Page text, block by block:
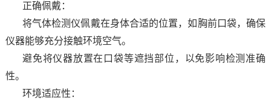
正确佩戴：
将气体检测仪佩戴在身体合适的位置，如胸前口袋，确保
仪器能够充分接触环境空气。
避免将仪器放置在口袋等遮挡部位，以免影响检测准确
性。
环境适应性：